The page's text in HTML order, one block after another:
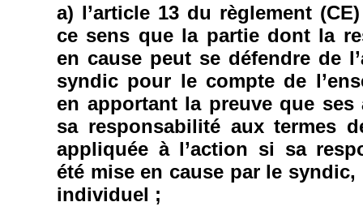
a) l’article 13 du règlement
ce sens que la partie dont la
en cause peut se défendre de
syndic pour le compte de
en apportant la preuve que ses
sa responsabilité aux termes
appliquée à l’action si sa
été mise en cause par le
individuel ;